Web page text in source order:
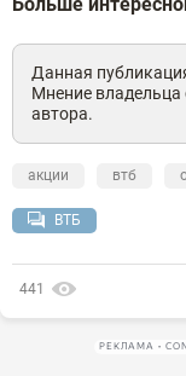
Данная
Мнение владельца
автора.
акции втб
ВТБ
441
РЕКЛАМА •